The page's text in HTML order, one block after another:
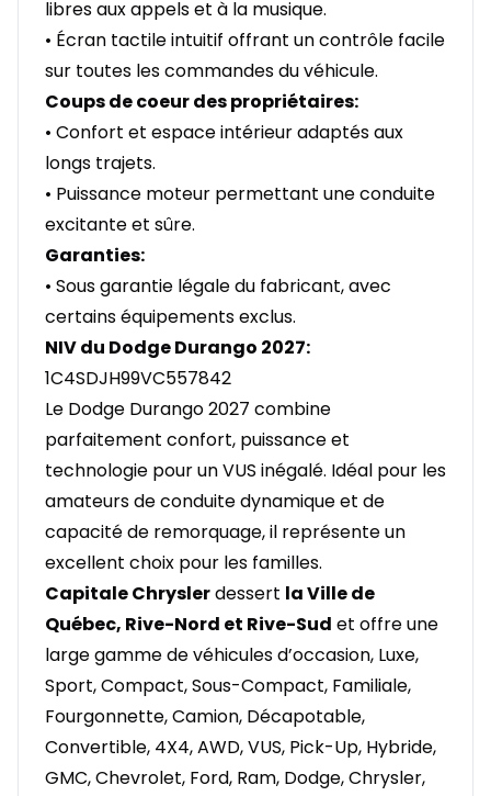
libres aux appels et à la musique.
• Écran tactile intuitif offrant un contrôle facile
sur toutes les commandes du véhicule.
Coups de coeur des propriétaires:
• Confort et espace intérieur adaptés aux
longs trajets.
• Puissance moteur permettant une conduite
excitante et sûre.
Garanties:
• Sous garantie légale du fabricant, avec
certains équipements exclus.
NIV du Dodge Durango 2027:
1C4SDJH99VC557842
Le Dodge Durango 2027 combine
parfaitement confort, puissance et
technologie pour un VUS inégalé. Idéal pour les
amateurs de conduite dynamique et de
capacité de remorquage, il représente un
excellent choix pour les familles.
Capitale Chryslerdessert la Ville de
Québec, Rive-Nord et Rive-Sud et offre une
large gamme de véhicules d’occasion, Luxe,
Sport, Compact, Sous-Compact, Familiale,
Fourgonnette, Camion, Décapotable,
Convertible, 4X4, AWD, VUS, Pick-Up, Hybride,
GMC, Chevrolet, Ford, Ram, Dodge, Chrysler,